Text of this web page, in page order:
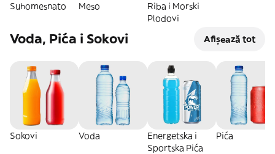
Suhomesnato Meso
Riba i Morski
Plodovi
Voda, Pića i Sokovi Afișează tot
Sokovi Voda
Energetska i
Sportska Pića
Pića